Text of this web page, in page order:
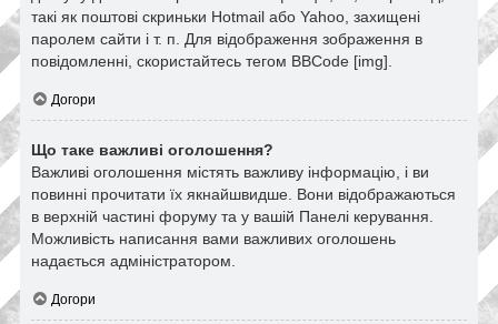
такі як поштові скриньки Hotmail або Yahoo, захищені
паролем сайти і т. п. Для відображення зображення в
повідомленні, скористайтесь тегом BBCode [img].
Догори
Що таке важливі оголошення?
Важливі оголошення містять важливу інформацію, і ви
повинні прочитати їх якнайшвидше. Вони відображаються
в верхній частині форуму та у вашій Панелі керування.
Можливість написання вами важливих оголошень
надається адміністратором.
Догори